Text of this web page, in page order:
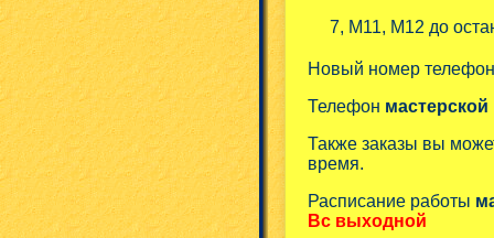
7, М11, М12 до
Новый номер
Телефон
Также заказы вы
время.
Расписание работы
Вс выходной